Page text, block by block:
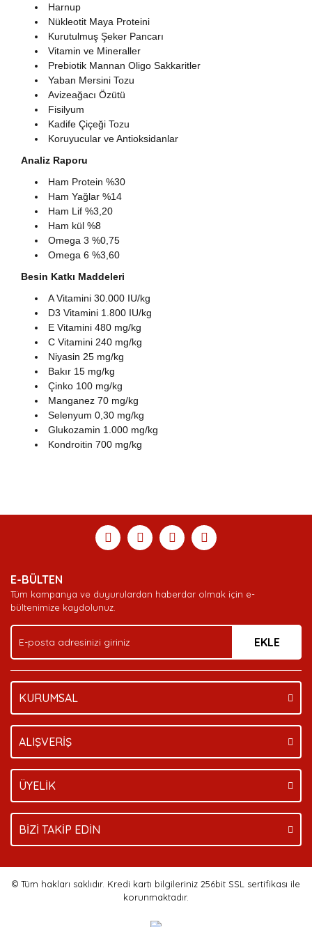
Harnup
Nükleotit Maya Proteini
Kurutulmuş Şeker Pancarı
Vitamin ve Mineraller
Prebiotik Mannan Oligo Sakkaritler
Yaban Mersini Tozu
Avizeağacı Özütü
Fisilyum
Kadife Çiçeği Tozu
Koruyucular ve Antioksidanlar
Analiz Raporu
Ham Protein %30
Ham Yağlar %14
Ham Lif %3,20
Ham kül %8
Omega 3 %0,75
Omega 6 %3,60
Besin Katkı Maddeleri
A Vitamini 30.000 IU/kg
D3 Vitamini 1.800 IU/kg
E Vitamini 480 mg/kg
C Vitamini 240 mg/kg
Niyasin 25 mg/kg
Bakır 15 mg/kg
Çinko 100 mg/kg
Manganez 70 mg/kg
Selenyum 0,30 mg/kg
Glukozamin 1.000 mg/kg
Kondroitin 700 mg/kg
Yorum Yaz
Soru Sor
formunu kullanarak tarafımıza iletebilirsiniz.
Görüş ve önerileriniz için teşekkür ederiz.
Ürün açıklamasında eksik bilgiler bulunuyor.
Ürün bilgilerinde hatalar bulunuyor.
Bu ürüne benzer farklı alternatifler olmalı.
Deneyimini Paylaş
E-BÜLTEN
Tüm kampanya ve duyurulardan haberdar olmak için e-
bültenimize kaydolunuz.
EKLE
KURUMSAL
ALIŞVERİŞ
ÜYELİK
BİZİ TAKİP EDİN
© Tüm hakları saklıdır. Kredi kartı bilgileriniz 256bit SSL sertifikası ile
korunmaktadır.